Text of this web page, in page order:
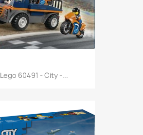
Anteprima
Lego 60491 - City -...